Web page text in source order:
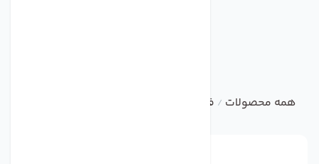
همه محصولات / فن فوروارد با ورودی دو طرفه سری BEF